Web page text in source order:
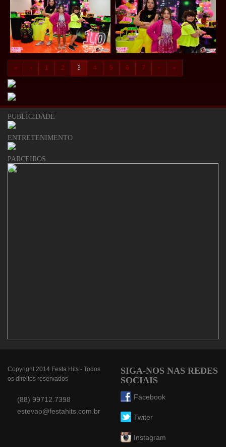
« ‹ 1 2 3 4 5 6 7 › »
PUBLICIDADE
ENTRETENIMENTO
PARCEIROS
Copyright 2014 Festa Hits - Todos
os direitos reservados
(88) 99712.7398
estevao@festahits.com.br
SIGA-NOS NAS REDES
SOCIAIS
Facebook
Twiter
Instagram